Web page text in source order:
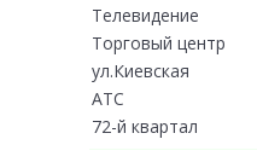
Телевидение
Торговый центр
ул.Киевская
АТС
72-й квартал